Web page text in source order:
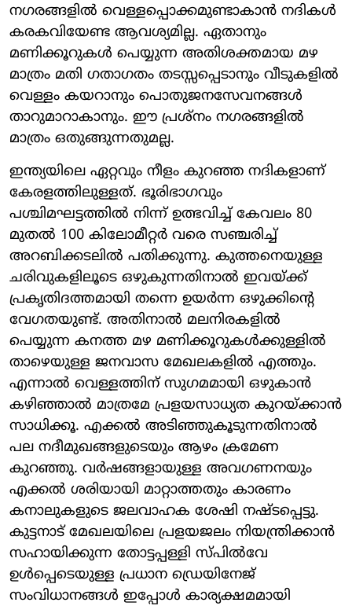
നഗരങ്ങളിൽ വെള്ളപ്പൊക്കമുണ്ടാകാൻ നദികൾ
കരകവിയേണ്ട ആവശ്യമില്ല. ഏതാനും
മണിക്കൂറുകൾ പെയ്യുന്ന അതിശക്തമായ മഴ
മാത്രം മതി ഗതാഗതം തടസ്സപ്പെടാനും വീടുകളിൽ
വെള്ളം കയറാനും പൊതുജനസേവനങ്ങൾ
താറുമാറാകാനും. ഈ പ്രശ്നം നഗരങ്ങളിൽ
മാത്രം ഒതുങ്ങുന്നതുമല്ല.
ഇന്ത്യയിലെ ഏറ്റവും നീളം കുറഞ്ഞ നദികളാണ്
കേരളത്തിലുള്ളത്. ഭൂരിഭാഗവും
പശ്ചിമഘട്ടത്തിൽ നിന്ന് ഉത്ഭവിച്ച് കേവലം 80
മുതൽ 100 കിലോമീറ്റർ വരെ സഞ്ചരിച്ച്
അറബിക്കടലിൽ പതിക്കുന്നു. കുത്തനെയുള്ള
ചരിവുകളിലൂടെ ഒഴുകുന്നതിനാൽ ഇവയ്ക്ക്
പ്രകൃതിദത്തമായി തന്നെ ഉയർന്ന ഒഴുക്കിന്റെ
വേഗതയുണ്ട്. അതിനാൽ മലനിരകളിൽ
പെയ്യുന്ന കനത്ത മഴ മണിക്കൂറുകൾക്കുള്ളിൽ
താഴെയുള്ള ജനവാസ മേഖലകളിൽ എത്തും.
എന്നാൽ വെള്ളത്തിന് സുഗമമായി ഒഴുകാൻ
കഴിഞ്ഞാൽ മാത്രമേ പ്രളയസാധ്യത കുറയ്ക്കാൻ
സാധിക്കൂ. എക്കൽ അടിഞ്ഞുകൂടുന്നതിനാൽ
പല നദീമുഖങ്ങളുടെയും ആഴം ക്രമേണ
കുറഞ്ഞു. വർഷങ്ങളായുള്ള അവഗണനയും
എക്കൽ ശരിയായി മാറ്റാത്തതും കാരണം
കനാലുകളുടെ ജലവാഹക ശേഷി നഷ്ടപ്പെട്ടു.
കുട്ടനാട് മേഖലയിലെ പ്രളയജലം നിയന്ത്രിക്കാൻ
സഹായിക്കുന്ന തോട്ടപ്പള്ളി സ്പിൽവേ
ഉൾപ്പെടെയുള്ള പ്രധാന ഡ്രെയിനേജ്
സംവിധാനങ്ങൾ ഇപ്പോൾ കാര്യക്ഷമമായി